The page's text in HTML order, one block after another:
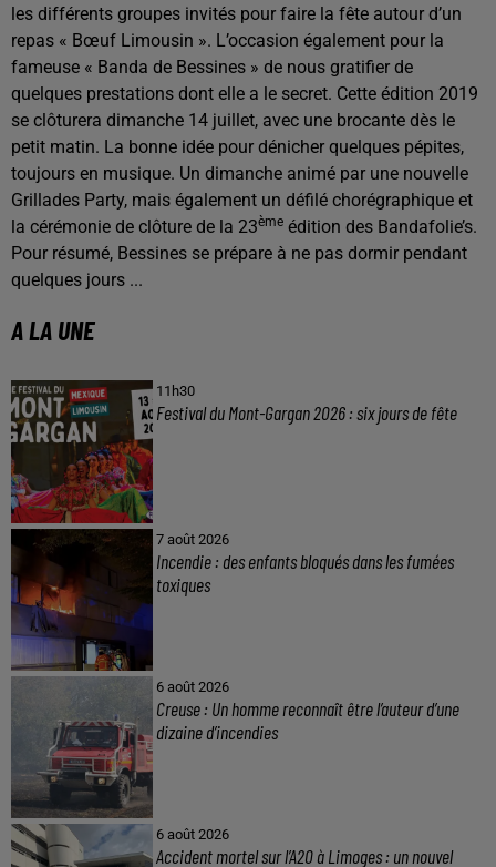
les différents groupes invités pour faire la fête autour d’un
repas « Bœuf Limousin ». L’occasion également pour la
fameuse « Banda de Bessines » de nous gratifier de
quelques prestations dont elle a le secret. Cette édition 2019
se clôturera dimanche 14 juillet, avec une brocante dès le
petit matin. La bonne idée pour dénicher quelques pépites,
toujours en musique. Un dimanche animé par une nouvelle
Grillades Party, mais également un défilé chorégraphique et
la cérémonie de clôture de la 23ème édition des Bandafolie’s.
Pour résumé, Bessines se prépare à ne pas dormir pendant
quelques jours ...
A LA UNE
11h30
Festival du Mont-Gargan 2026 : six jours de fête
7 août 2026
Incendie : des enfants bloqués dans les fumées
toxiques
6 août 2026
Creuse : Un homme reconnaît être l’auteur d’une
dizaine d’incendies
6 août 2026
Accident mortel sur l’A20 à Limoges : un nouvel